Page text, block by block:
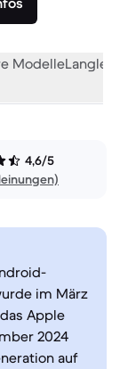
Modelle
4,6/5
im März
Apple
2024
auf